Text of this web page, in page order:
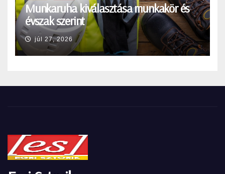
Munkaruha kiválasztása munkakör és
évszak szerint
júl 27, 2026